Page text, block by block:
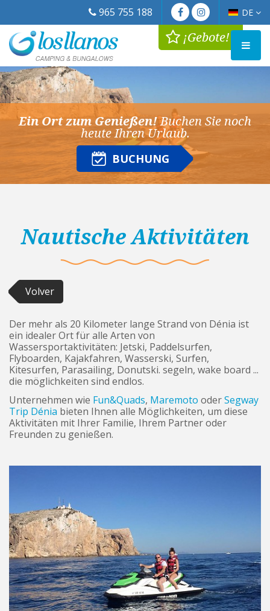
DE
965 755 188
¡Gebote!
Ein Ort zum Genießen!Buchen Sie noch
heute Ihren Urlaub.
BUCHUNG
Nautische Aktivitäten
Volver
Der mehr als 20 Kilometer lange Strand von Dénia ist
ein idealer Ort für alle Arten von
Wassersportaktivitäten: Jetski, Paddelsurfen,
Flyboarden, Kajakfahren, Wasserski, Surfen,
Kitesurfen, Parasailing, Donutski. segeln, wake board ...
die möglichkeiten sind endlos.
Unternehmen wie Fun&Quads, Maremoto oderSegway
Trip Dénia bieten Ihnen alle Möglichkeiten, um diese
Aktivitäten mit Ihrer Familie, Ihrem Partner oder
Freunden zu genießen.